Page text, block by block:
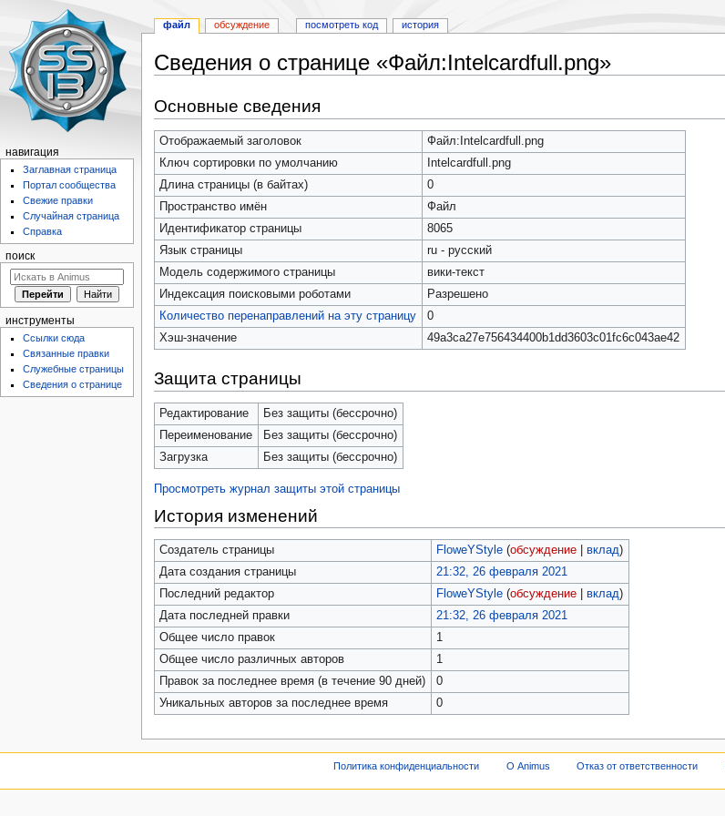
Сведения о странице «Файл:Intelcardfull.png»
к
навигации
к
поиску
Основные сведения
Отображаемый заголовок
Файл:Intelcardfull.png
Ключ сортировки по умолчанию
Intelcardfull.png
Длина страницы (в байтах)
0
Пространство имён
Файл
Идентификатор страницы
8065
Язык страницы
ru - русский
Модель содержимого страницы
вики-текст
Индексация поисковыми роботами
Разрешено
Количество перенаправлений на эту страницу
0
Хэш-значение
49a3ca27e756434400b1dd3603c01fc6c043ae42
Защита страницы
Редактирование
Без защиты (бессрочно)
Переименование
Без защиты (бессрочно)
Загрузка
Без защиты (бессрочно)
Просмотреть журнал защиты этой страницы
История изменений
Создатель страницы FloweYStyle (обсуждение| вклад)
Дата создания страницы
21:32, 26 февраля 2021
Последний редактор
FloweYStyle (обсуждение| вклад)
Дата последней правки
21:32, 26 февраля 2021
Общее число правок
1
Общее число различных авторов
1
Правок за последнее время (в течение 90 дней)
0
Уникальных авторов за последнее время
0
файл обсуждение посмотреть код история
навигация
Заглавная страница
Портал сообщества
Свежие правки
Случайная страница
Справка
поиск
инструменты
Ссылки сюда
Связанные правки
Служебные страницы
Сведения о странице
Политика конфиденциальности О Animus Отказ от ответственности